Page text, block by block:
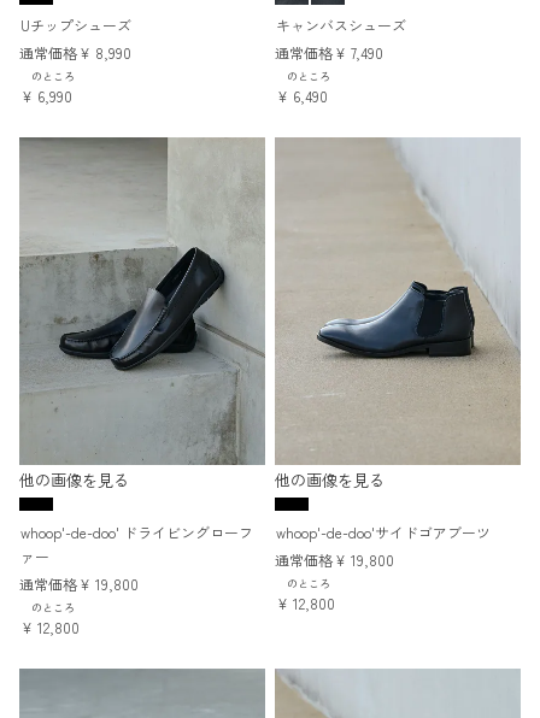
Uチップシューズ
通常価格¥ 8,990
のところ
¥ 6,990
キャンバスシューズ
通常価格¥ 7,490
のところ
¥ 6,490
他の画像を見る
whoop'-de-doo' ドライビングローフ
ァー
通常価格¥ 19,800
のところ
¥ 12,800
他の画像を見る
whoop'-de-doo'サイドゴアブーツ
通常価格¥ 19,800
のところ
¥ 12,800